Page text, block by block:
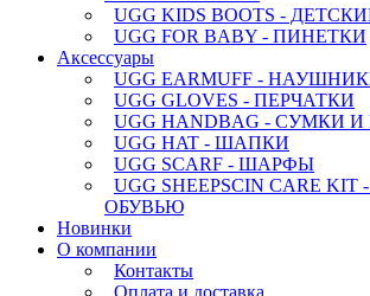
UGG KIDS BOOTS -
UGG FOR BABY - ПИНЕТКИ
Аксессуары
UGG EARMUFF -
UGG GLOVES - ПЕРЧАТКИ
UGG HANDBAG - СУМКИ
UGG HAT - ШАПКИ
UGG SCARF - ШАРФЫ
UGG SHEEPSCIN CARE
ОБУВЬЮ
Новинки
О компании
Контакты
Оплата и доставка